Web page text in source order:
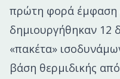
πρώτη φορά έμφαση
δημιουργήθηκαν 12
«πακέτα»
βάση θερμιδικής